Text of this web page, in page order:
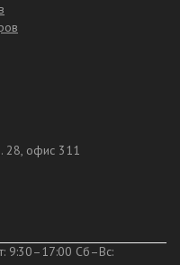
28, офис 311
9:30–17:00 Сб–Вс: